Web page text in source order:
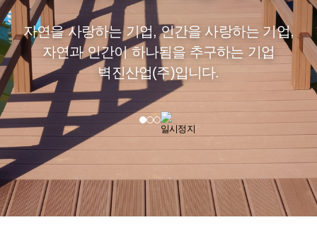
자연을 사랑하는 기업, 인간을 사랑하는 기업,
자연과 인간이 하나됨을 추구하는 기업
벽진산업(주)입니다.